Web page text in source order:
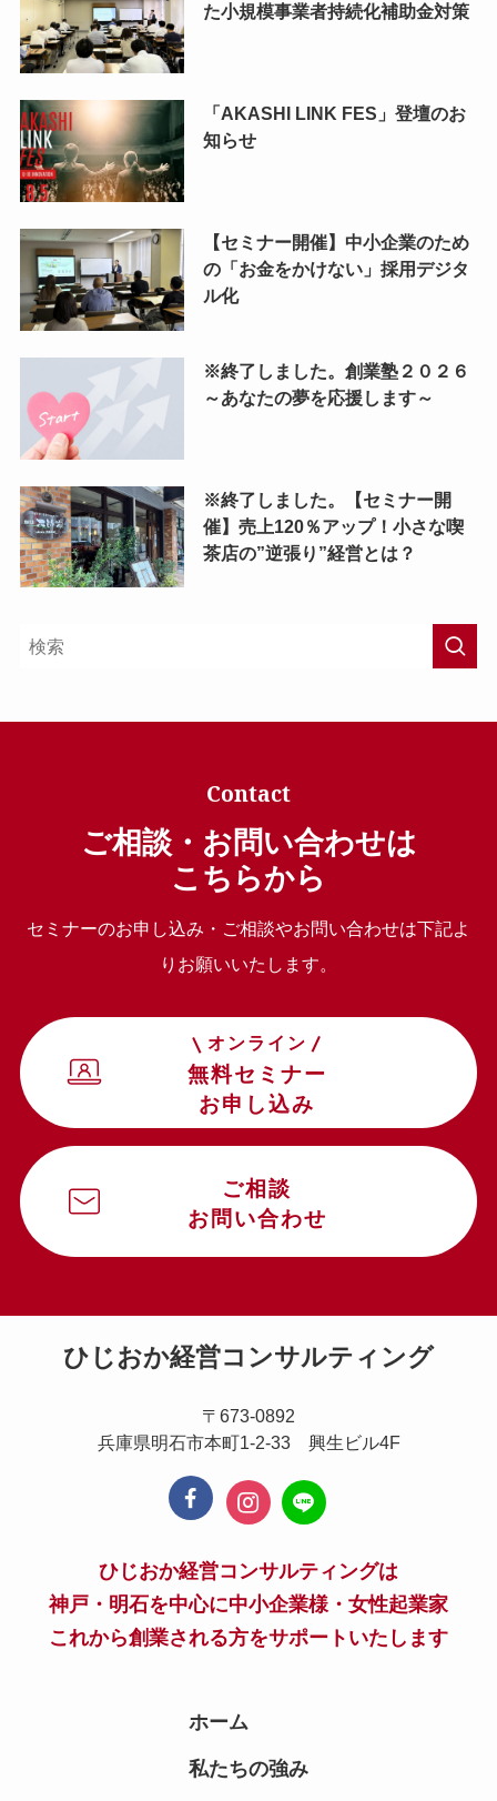
た小規模事業者持続化補助金対策
「AKASHI LINK FES」登壇のお
知らせ
【セミナー開催】中小企業のため
の「お金をかけない」採用デジタ
ル化
※終了しました。創業塾２０２６
～あなたの夢を応援します～
※終了しました。【セミナー開
催】売上120％アップ！小さな喫
茶店の”逆張り”経営とは？
Contact
ご相談・お問い合わせは
こちらから
セミナーのお申し込み・ご相談やお問い合わせは下記よ
りお願いいたします。
オンライン
無料セミナー
お申し込み
ご相談
お問い合わせ
ひじおか経営コンサルティング
〒673-0892
兵庫県明石市本町1-2-33 興生ビル4F
ひじおか経営コンサルティングは
神戸・明石を中心に中小企業様・女性起業家
これから創業される方をサポートいたします
ホーム
私たちの強み